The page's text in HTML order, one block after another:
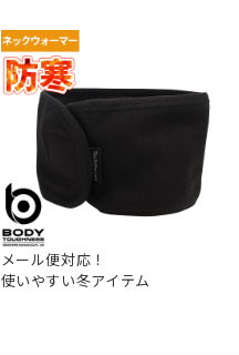
メール便対応！
使いやすい冬アイテム